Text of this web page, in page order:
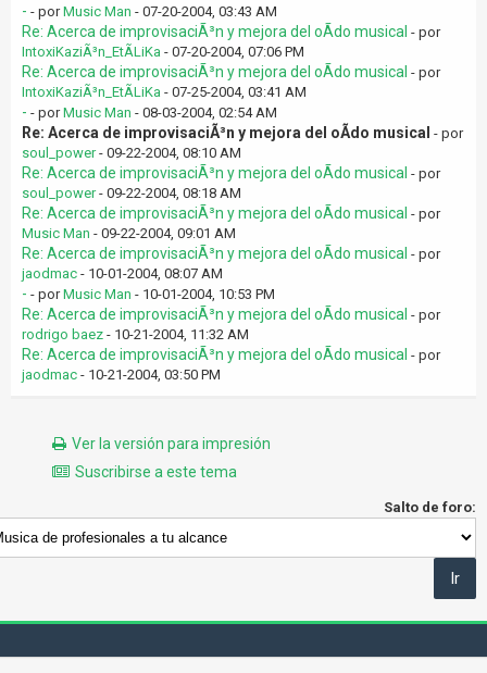
- - porMusic Man - 07-20-2004, 03:43 AM
Re: Acerca de improvisaciÃ³n y mejora del oÃ­do musical - por
IntoxiKaziÃ³n_EtÃ­LiKa - 07-20-2004, 07:06 PM
Re: Acerca de improvisaciÃ³n y mejora del oÃ­do musical - por
IntoxiKaziÃ³n_EtÃ­LiKa - 07-25-2004, 03:41 AM
- - porMusic Man - 08-03-2004, 02:54 AM
Re: Acerca de improvisaciÃ³n y mejora del oÃ­do musical - por
soul_power- 09-22-2004, 08:10 AM
Re: Acerca de improvisaciÃ³n y mejora del oÃ­do musical - por
soul_power- 09-22-2004, 08:18 AM
Re: Acerca de improvisaciÃ³n y mejora del oÃ­do musical - por
Music Man - 09-22-2004, 09:01 AM
Re: Acerca de improvisaciÃ³n y mejora del oÃ­do musical - por
jaodmac - 10-01-2004, 08:07 AM
- - porMusic Man - 10-01-2004, 10:53 PM
Re: Acerca de improvisaciÃ³n y mejora del oÃ­do musical - por
rodrigo baez - 10-21-2004, 11:32 AM
Re: Acerca de improvisaciÃ³n y mejora del oÃ­do musical - por
jaodmac - 10-21-2004, 03:50 PM
Ver la versión para impresión
Suscribirse a este tema
Salto de foro: